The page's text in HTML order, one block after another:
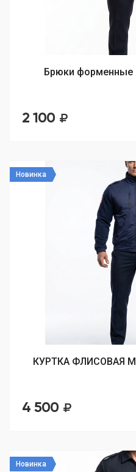
Брюки
2 100
Новинка
КУРТКА ФЛИСОВАЯ
4 500
Новинка